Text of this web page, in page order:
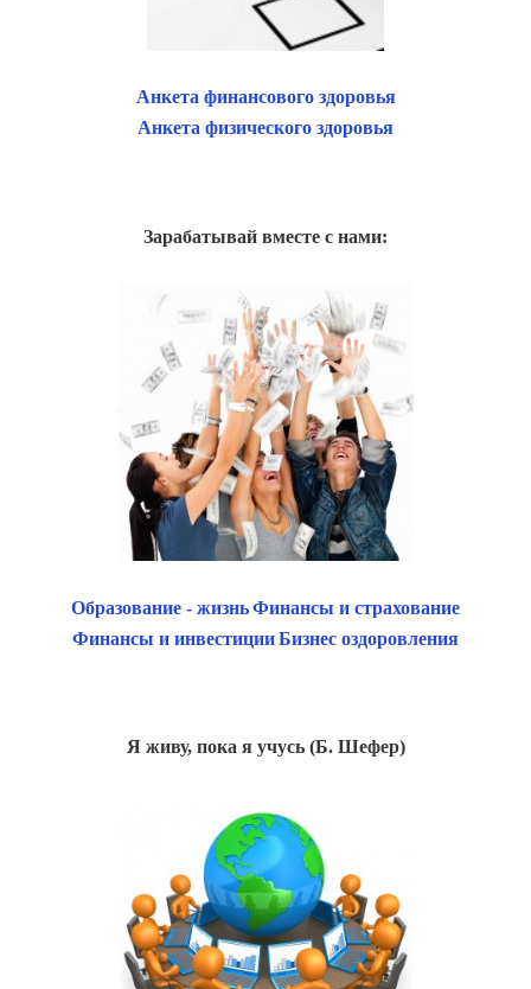
Анкета финансового здоровья
Анкета физического здоровья
Зарабатывай вместе с нами:
Образование - жизньФинансы и страхование
Финансы и инвестицииБизнес оздоровления
Я живу, пока я учусь (Б. Шефер)